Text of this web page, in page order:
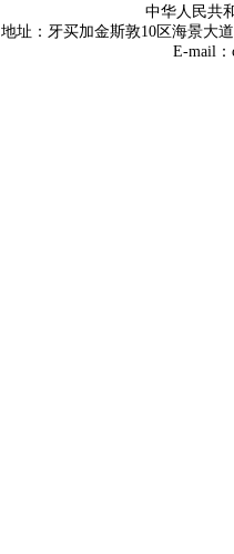
中华人民共
地址：牙买加金斯敦10区海景大道
E-mail：